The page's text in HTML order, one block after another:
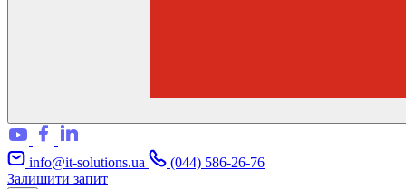
info@it-solutions.ua
(044) 586-26-76
Залишити запит